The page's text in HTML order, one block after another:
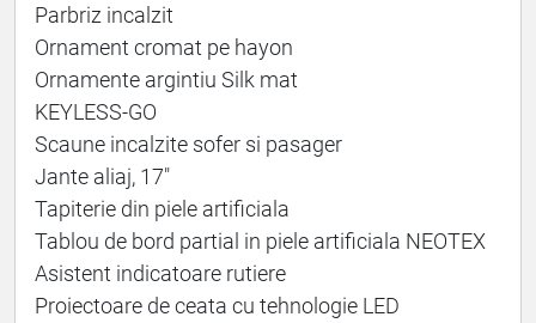
Parbriz incalzit
Ornament cromat pe hayon
Ornamente argintiu Silk mat
KEYLESS-GO
Scaune incalzite sofer si pasager
Jante aliaj, 17″
Tapiterie din piele artificiala
Tablou de bord partial in piele artificiala NEOTEX
Asistent indicatoare rutiere
Proiectoare de ceata cu tehnologie LED